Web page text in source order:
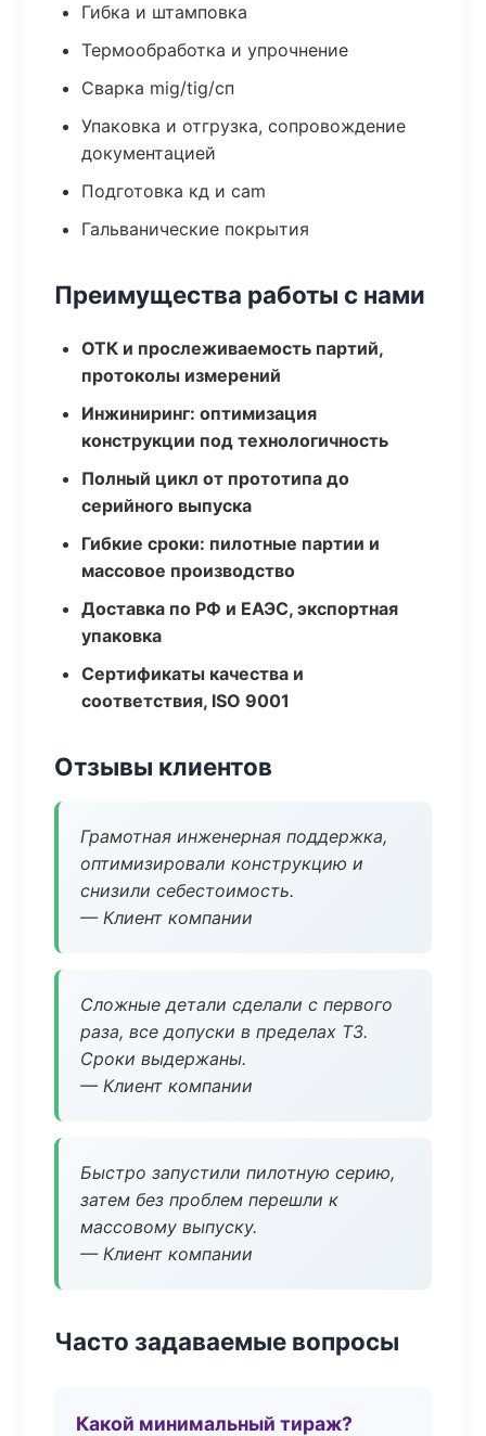
Гибка и штамповка
Термообработка и упрочнение
Сварка mig/tig/сп
Упаковка и отгрузка, сопровождение
документацией
Подготовка кд и cam
Гальванические покрытия
Преимущества работы с нами
ОТК и прослеживаемость партий,
протоколы измерений
Инжиниринг: оптимизация
конструкции под технологичность
Полный цикл от прототипа до
серийного выпуска
Гибкие сроки: пилотные партии и
массовое производство
Доставка по РФ и ЕАЭС, экспортная
упаковка
Сертификаты качества и
соответствия, ISO 9001
Отзывы клиентов
Грамотная инженерная поддержка,
оптимизировали конструкцию и
снизили себестоимость.
— Клиент компании
Сложные детали сделали с первого
раза, все допуски в пределах ТЗ.
Сроки выдержаны.
— Клиент компании
Быстро запустили пилотную серию,
затем без проблем перешли к
массовому выпуску.
— Клиент компании
Часто задаваемые вопросы
Какой минимальный тираж?